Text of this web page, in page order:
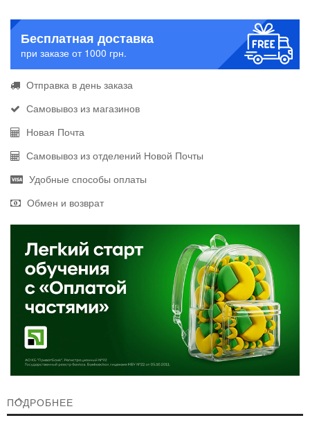
Бесплатная доставка
при заказе от 1000 грн.
Отправка в день заказа
Самовывоз из магазинов
Новая Почта
Самовывоз из отделений Новой Почты
Удобные способы оплаты
Обмен и возврат
ПОДРОБНЕЕ